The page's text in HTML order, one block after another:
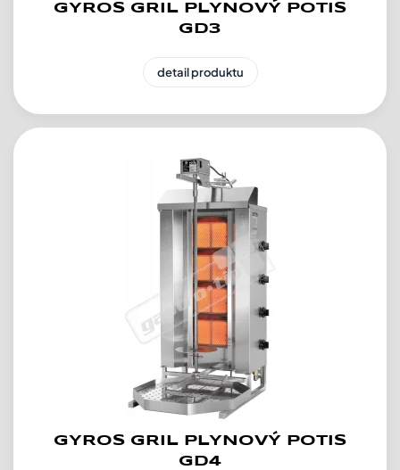
GYROS GRIL PLYNOVÝ POTIS
GD3
detail produktu
GYROS GRIL PLYNOVÝ POTIS
GD4